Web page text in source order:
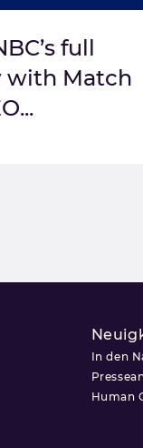
full
with Match
In den
Human